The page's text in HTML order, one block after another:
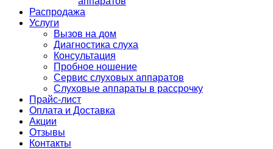
Распродажа
Услуги
Вызов на дом
Диагностика слуха
Консультация
Пробное ношение
Сервис слуховых аппаратов
Слуховые аппараты в рассрочку
Прайс-лист
Оплата и Доставка
Акции
Отзывы
Контакты